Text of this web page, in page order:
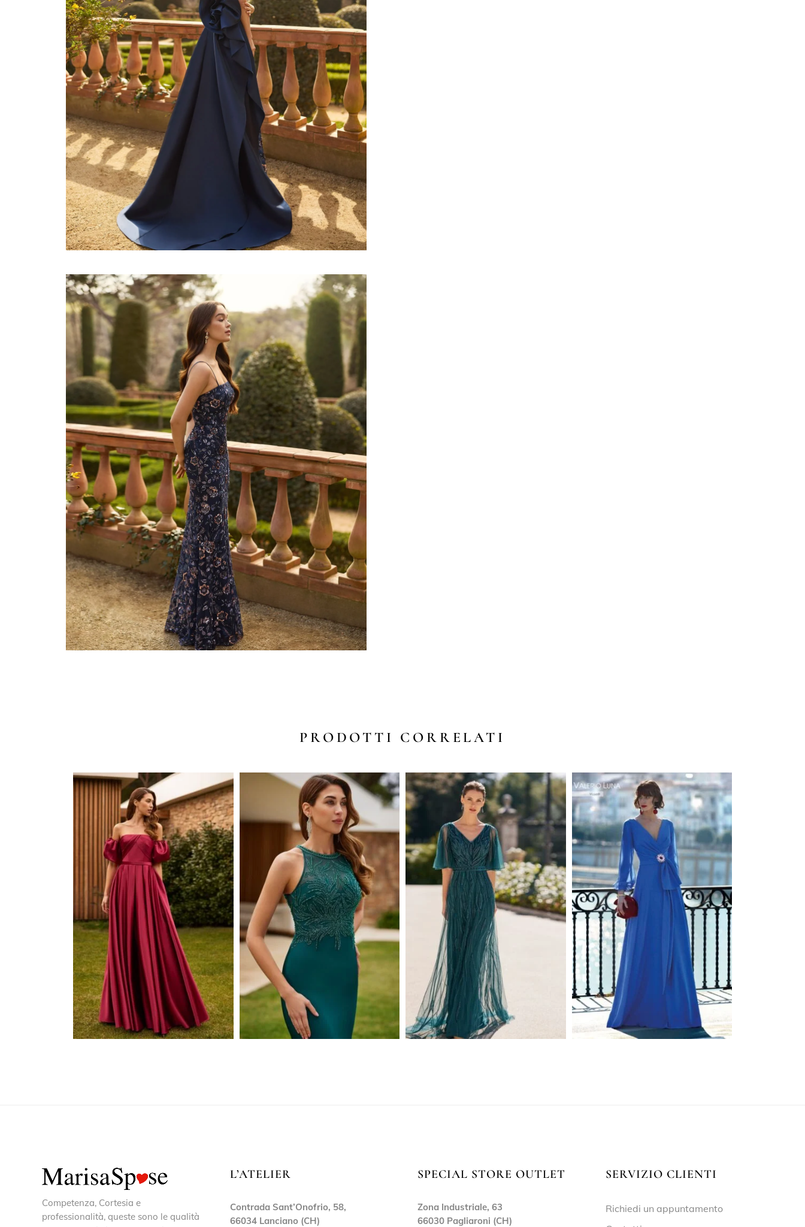
PRODOTTI CORRELATI
Competenza, Cortesia e
professionalità, queste sono le qualità
L’ATELIER
Contrada Sant’Onofrio, 58,
66034 Lanciano (CH)
SPECIAL STORE OUTLET
Zona Industriale, 63
66030 Pagliaroni (CH)
SERVIZIO CLIENTI
Richiedi un appuntamento